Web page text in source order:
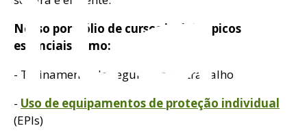
Nosso portfólio de cursos inclui tópicos
essenciais como:
- Treinamento de segurança no trabalho
- Uso de equipamentos de proteção individual
(EPIs)